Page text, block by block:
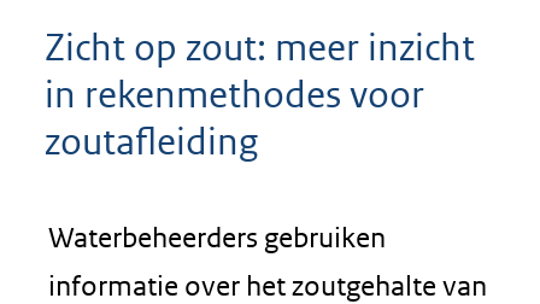
Zicht op zout: meer inzicht
in rekenmethodes voor
zoutafleiding
Waterbeheerders gebruiken
informatie over het zoutgehalte van